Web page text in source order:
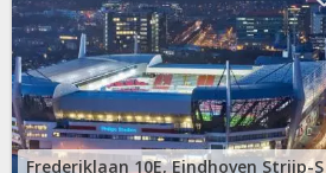
Frederiklaan 10E, Eindhoven Strijp-S